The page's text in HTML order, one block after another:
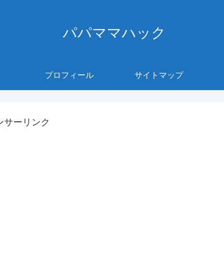
パパママハック
プロフィール サイトマップ
サーリンク